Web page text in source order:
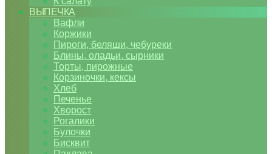
ВЫПЕЧКА
Вафли
Коржики
Пироги, беляши, чебуреки
Блины, оладьи, сырники
Торты, пирожные
Корзиночки, кексы
Хлеб
Печенье
Хворост
Рогалики
Булочки
Бисквит